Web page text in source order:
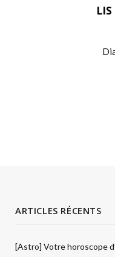
ARTICLES RÉCENTS
[Astro] Votre horoscope